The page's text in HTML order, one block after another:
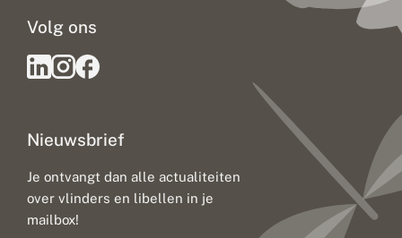
Nieuwsbrief
Je ontvangt dan alle actualiteiten
over vlinders en libellen in je
mailbox!
Volg ons